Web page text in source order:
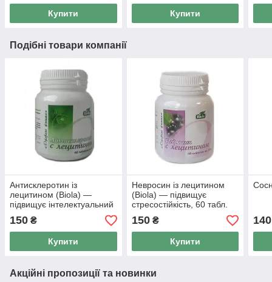
Купити Купити
Подібні товари компанії
Антисклеротин із
лецитином (Biola) —
підвищує інтелектуальний
і енергетичний потенціал
мозку, 60 табл.
150 ₴
Купити
Невросин із лецитином
(Biola) — підвищує
стресостійкість, 60 табл.
150₴
Купити
140
Акційні пропозиції та новинки